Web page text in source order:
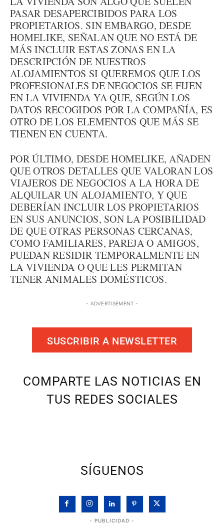
PASAR DESAPERCIBIDOS PARA LOS
PROPIETARIOS. SIN EMBARGO, DESDE
HOMELIKE, SEÑALAN QUE NO ESTÁ DE
MÁS INCLUIR ESTAS ZONAS EN LA
DESCRIPCIÓN DE NUESTROS
ALOJAMIENTOS SI QUEREMOS QUE LOS
PROFESIONALES DE NEGOCIOS SE FIJEN
EN LA VIVIENDA YA QUE, SEGÚN LOS
DATOS RECOGIDOS POR LA COMPAÑÍA, ES
OTRO DE LOS ELEMENTOS QUE MÁS SE
TIENEN EN CUENTA.
POR ÚLTIMO, DESDE HOMELIKE, AÑADEN
QUE OTROS DETALLES QUE VALORAN LOS
VIAJEROS DE NEGOCIOS A LA HORA DE
ALQUILAR UN ALOJAMIENTO, Y QUE
DEBERÍAN INCLUIR LOS PROPIETARIOS
EN SUS ANUNCIOS, SON LA POSIBILIDAD
DE QUE OTRAS PERSONAS CERCANAS,
COMO FAMILIARES, PAREJA O AMIGOS,
PUEDAN RESIDIR TEMPORALMENTE EN
LA VIVIENDA O QUE LES PERMITAN
TENER ANIMALES DOMÉSTICOS.
- ADVERTISEMENT -
SUSCRIBIR A NEWSLETTER
COMPARTE LAS NOTICIAS EN
TUS REDES SOCIALES
SÍGUENOS
- PUBLICIDAD -